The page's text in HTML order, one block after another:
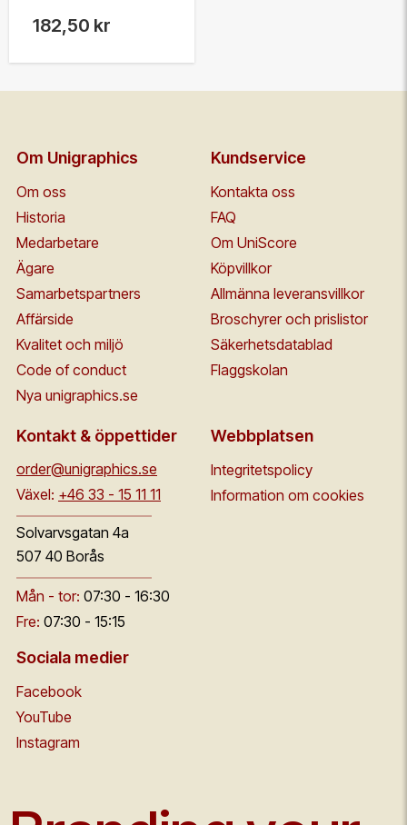
182,50 kr
Om Unigraphics
Om oss
Historia
Medarbetare
Ägare
Samarbetspartners
Affärside
Kvalitet och miljö
Code of conduct
Nya unigraphics.se
Kundservice
Kontakta oss
FAQ
Om UniScore
Köpvillkor
Allmänna leveransvillkor
Broschyrer och prislistor
Säkerhetsdatablad
Flaggskolan
Kontakt & öppettider
order@unigraphics.se
Växel: +46 33 - 15 11 11
Solvarvsgatan 4a
507 40 Borås
Mån - tor: 07:30 - 16:30
Fre: 07:30 - 15:15
Webbplatsen
Integritetspolicy
Information om cookies
Sociala medier
Facebook
YouTube
Instagram